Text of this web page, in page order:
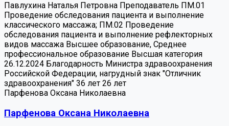
Павлухина Наталья Петровна Преподаватель ПМ.01
Проведение обследования пациента и выполнение
классического массажа; ПМ.02 Проведение
обследования пациента и выполнение рефлекторных
видов массажа Высшее образование, Среднее
профессиональное образование Высшая категория
26.12.2024 Благодарность Министра здравоохранения
Российской Федерации, нагрудный знак "Отличник
здравоохранения" 36 лет 26 лет
Парфенова Оксана Николаевна
Парфенова Оксана Николаевна